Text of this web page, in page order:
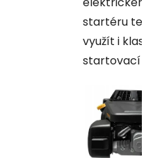
startéru
využít i
startovací